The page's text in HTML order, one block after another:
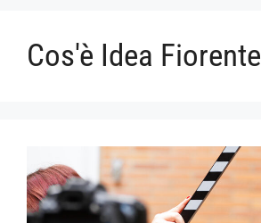
Cos'è Idea Fiorente